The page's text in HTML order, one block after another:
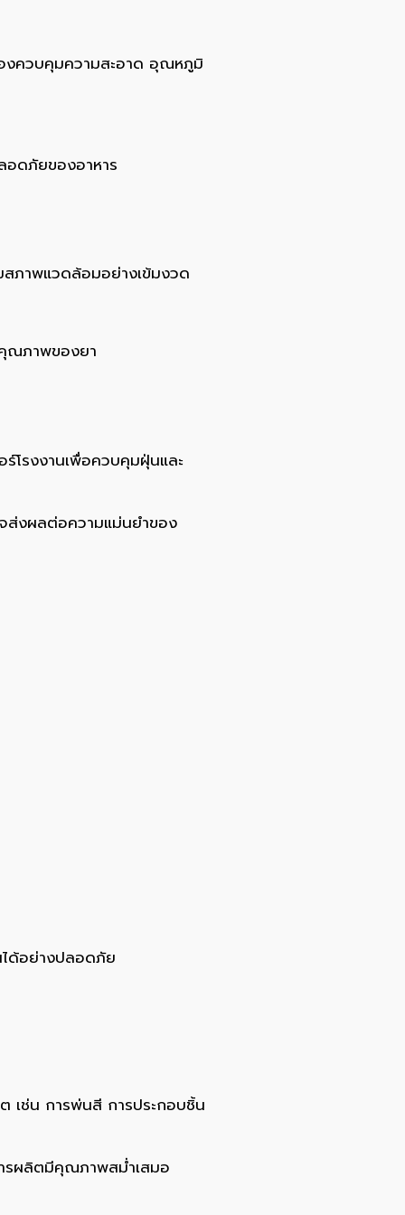
องควบคุมความสะอาด อุณหภูมิ
อดภัยของอาหาร
ภาพแวดล้อมอย่างเข้มงวด
ณภาพของยา
โรงงานเพื่อควบคุมฝุ่นและ
ส่งผลต่อความแม่นยำของ
ได้อย่างปลอดภัย
เช่น การพ่นสี การประกอบชิ้น
รผลิตมีคุณภาพสม่ำเสมอ